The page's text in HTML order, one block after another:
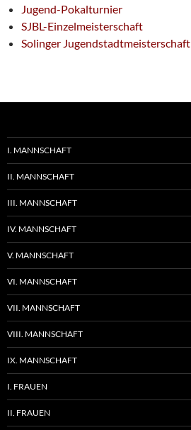
Jugend-Pokalturnier
SJBL-Einzelmeisterschaft
Solinger Jugendstadtmeisterschaft
I. MANNSCHAFT
II. MANNSCHAFT
III. MANNSCHAFT
IV. MANNSCHAFT
V. MANNSCHAFT
VI. MANNSCHAFT
VII. MANNSCHAFT
VIII. MANNSCHAFT
IX. MANNSCHAFT
I. FRAUEN
II. FRAUEN